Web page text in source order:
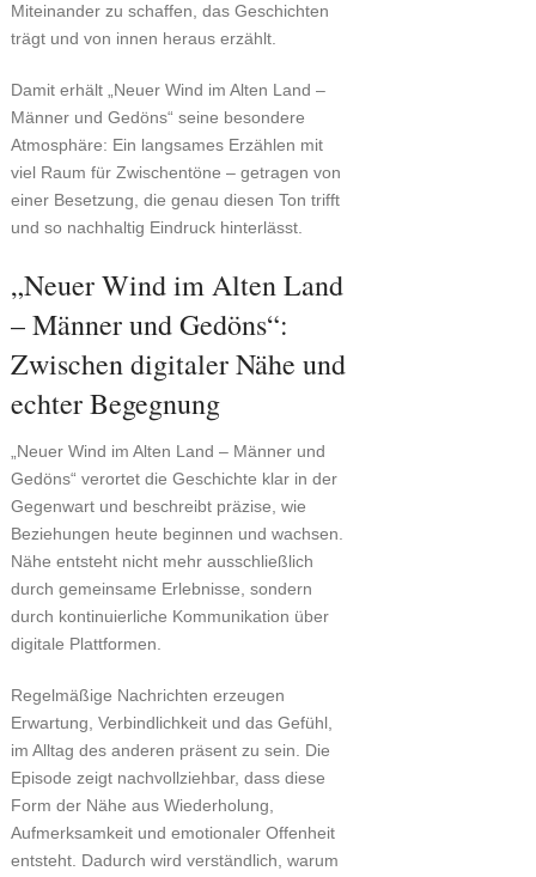
Miteinander zu schaffen, das Geschichten
trägt und von innen heraus erzählt.
Damit erhält „Neuer Wind im Alten Land –
Männer und Gedöns“ seine besondere
Atmosphäre: Ein langsames Erzählen mit
viel Raum für Zwischentöne – getragen von
einer Besetzung, die genau diesen Ton trifft
und so nachhaltig Eindruck hinterlässt.
„Neuer Wind im Alten Land
– Männer und Gedöns“:
Zwischen digitaler Nähe und
echter Begegnung
„Neuer Wind im Alten Land – Männer und
Gedöns“ verortet die Geschichte klar in der
Gegenwart und beschreibt präzise, wie
Beziehungen heute beginnen und wachsen.
Nähe entsteht nicht mehr ausschließlich
durch gemeinsame Erlebnisse, sondern
durch kontinuierliche Kommunikation über
digitale Plattformen.
Regelmäßige Nachrichten erzeugen
Erwartung, Verbindlichkeit und das Gefühl,
im Alltag des anderen präsent zu sein. Die
Episode zeigt nachvollziehbar, dass diese
Form der Nähe aus Wiederholung,
Aufmerksamkeit und emotionaler Offenheit
entsteht. Dadurch wird verständlich, warum